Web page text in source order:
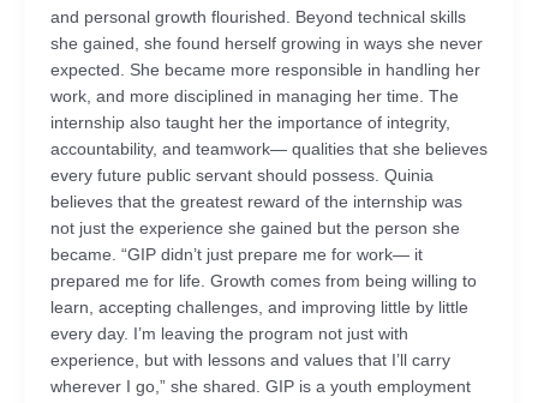
and personal growth flourished. Beyond technical skills
she gained, she found herself growing in ways she never
expected. She became more responsible in handling her
work, and more disciplined in managing her time. The
internship also taught her the importance of integrity,
accountability, and teamwork— qualities that she believes
every future public servant should possess. Quinia
believes that the greatest reward of the internship was
not just the experience she gained but the person she
became. “GIP didn’t just prepare me for work— it
prepared me for life. Growth comes from being willing to
learn, accepting challenges, and improving little by little
every day. I’m leaving the program not just with
experience, but with lessons and values that I’ll carry
wherever I go,” she shared. GIP is a youth employment